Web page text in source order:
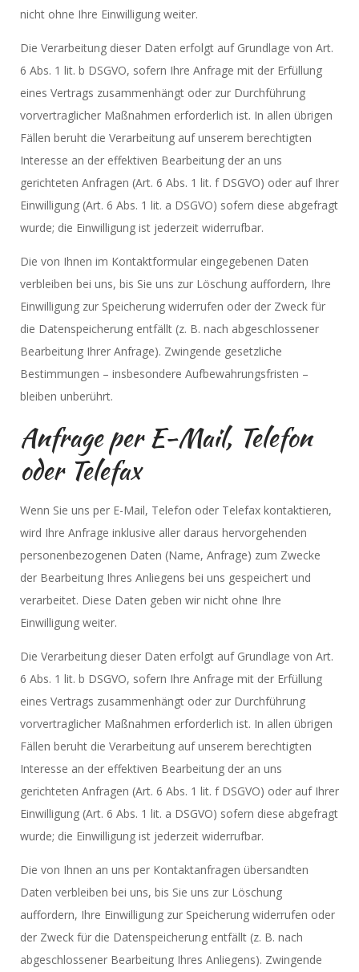
nicht ohne Ihre Einwilligung weiter.
Die Verarbeitung dieser Daten erfolgt auf Grundlage von Art.
6 Abs. 1 lit. b DSGVO, sofern Ihre Anfrage mit der Erfüllung
eines Vertrags zusammenhängt oder zur Durchführung
vorvertraglicher Maßnahmen erforderlich ist. In allen übrigen
Fällen beruht die Verarbeitung auf unserem berechtigten
Interesse an der effektiven Bearbeitung der an uns
gerichteten Anfragen (Art. 6 Abs. 1 lit. f DSGVO) oder auf Ihrer
Einwilligung (Art. 6 Abs. 1 lit. a DSGVO) sofern diese abgefragt
wurde; die Einwilligung ist jederzeit widerrufbar.
Die von Ihnen im Kontaktformular eingegebenen Daten
verbleiben bei uns, bis Sie uns zur Löschung auffordern, Ihre
Einwilligung zur Speicherung widerrufen oder der Zweck für
die Datenspeicherung entfällt (z. B. nach abgeschlossener
Bearbeitung Ihrer Anfrage). Zwingende gesetzliche
Bestimmungen – insbesondere Aufbewahrungsfristen –
bleiben unberührt.
Anfrage per E-Mail, Telefon
oder Telefax
Wenn Sie uns per E-Mail, Telefon oder Telefax kontaktieren,
wird Ihre Anfrage inklusive aller daraus hervorgehenden
personenbezogenen Daten (Name, Anfrage) zum Zwecke
der Bearbeitung Ihres Anliegens bei uns gespeichert und
verarbeitet. Diese Daten geben wir nicht ohne Ihre
Einwilligung weiter.
Die Verarbeitung dieser Daten erfolgt auf Grundlage von Art.
6 Abs. 1 lit. b DSGVO, sofern Ihre Anfrage mit der Erfüllung
eines Vertrags zusammenhängt oder zur Durchführung
vorvertraglicher Maßnahmen erforderlich ist. In allen übrigen
Fällen beruht die Verarbeitung auf unserem berechtigten
Interesse an der effektiven Bearbeitung der an uns
gerichteten Anfragen (Art. 6 Abs. 1 lit. f DSGVO) oder auf Ihrer
Einwilligung (Art. 6 Abs. 1 lit. a DSGVO) sofern diese abgefragt
wurde; die Einwilligung ist jederzeit widerrufbar.
Die von Ihnen an uns per Kontaktanfragen übersandten
Daten verbleiben bei uns, bis Sie uns zur Löschung
auffordern, Ihre Einwilligung zur Speicherung widerrufen oder
der Zweck für die Datenspeicherung entfällt (z. B. nach
abgeschlossener Bearbeitung Ihres Anliegens). Zwingende